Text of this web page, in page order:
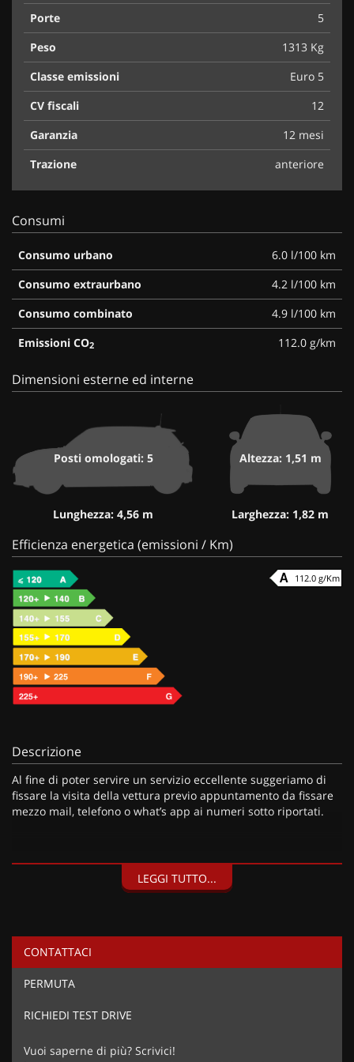
Porte
5
Peso
1313 Kg
Classe emissioni
Euro 5
CV fiscali
12
Garanzia
12 mesi
Trazione
anteriore
Consumi
Consumo urbano
6.0 l/100 km
Consumo extraurbano
4.2 l/100 km
Consumo combinato
4.9 l/100 km
Emissioni CO2 112.0 g/km
Dimensioni esterne ed interne
Posti omologati: 5
Lunghezza: 4,56 m
Altezza: 1,51 m
Larghezza: 1,82 m
Efficienza energetica (emissioni / Km)
112.0 g/Km
Descrizione
Al fine di poter servire un servizio eccellente suggeriamo di
fissare la visita della vettura previo appuntamento da fissare
mezzo mail, telefono o what’s app ai numeri sotto riportati.
• Consegna a domicilio;
individuali/società);
• Polizze Kasko fino a 60 mesi di durata con estensione “valore
a nuovo”;
• Garanzia legale di Conformità prevista obbligatoriamente
• Garanzia estendibile fino a 60 mesi.
Segui Automobili Vendraminie leggi le recensioni che
LEGGI TUTTO...
CONTATTACI
PERMUTA
RICHIEDI TEST DRIVE
Vuoi saperne di più? Scrivici!